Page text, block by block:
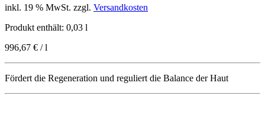
inkl. 19 % MwSt. zzgl. Versandkosten
Produkt enthält: 0,03 l
996,67 € /l
Fördert die Regeneration und reguliert die Balance der Haut